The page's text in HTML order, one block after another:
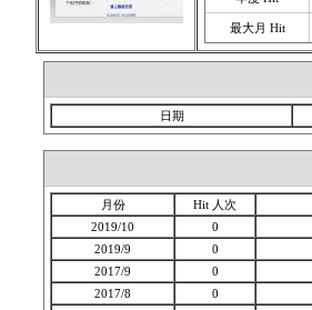
最大月 Hit
日期
月份
Hit 人次
2019/10
0
2019/9
0
2017/9
0
2017/8
0